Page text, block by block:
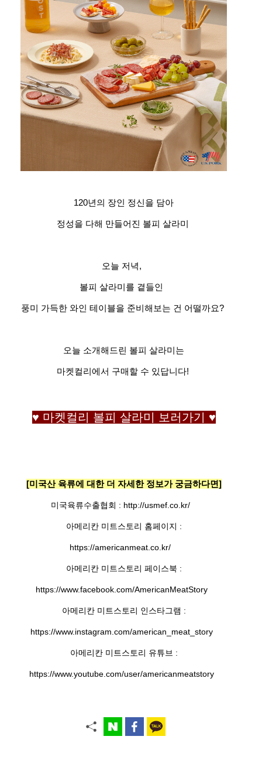
120년의 장인 정신을 담아
정성을 다해 만들어진 볼피 살라미
오늘 저녁,
볼피 살라미를 곁들인
풍미 가득한 와인 테이블을 준비해보는 건 어떨까요?
오늘 소개해드린 볼피 살라미는
마켓컬리에서 구매할 수 있답니다!
♥ 마켓컬리 볼피 살라미 보러가기 ♥
[미국산 육류에 대한 더 자세한 정보가 궁금하다면]
미국육류수출협회 : http://usmef.co.kr/
아메리칸 미트스토리 홈페이지 :
https://americanmeat.co.kr/
아메리칸 미트스토리 페이스북 :
https://www.facebook.com/AmericanMeatStory
아메리칸 미트스토리 인스타그램 :
https://www.instagram.com/american_meat_story
아메리칸 미트스토리 유튜브 :
https://www.youtube.com/user/americanmeatstory